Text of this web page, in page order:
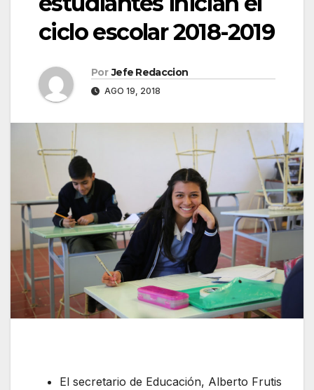
ciclo escolar 2018-2019
Por Jefe Redaccion
AGO 19, 2018
El secretario de Educación, Alberto Frutis